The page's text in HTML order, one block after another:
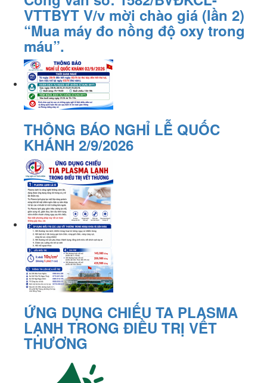
VTTBYT V/v mời chào giá (lần 2)
“Mua máy đo nồng độ oxy trong
máu”.
THÔNG BÁO NGHỈ LỄ QUỐC
KHÁNH 2/9/2026
ỨNG DỤNG CHIẾU TA PLASMA
LẠNH TRONG ĐIỀU TRỊ VẾT
THƯƠNG